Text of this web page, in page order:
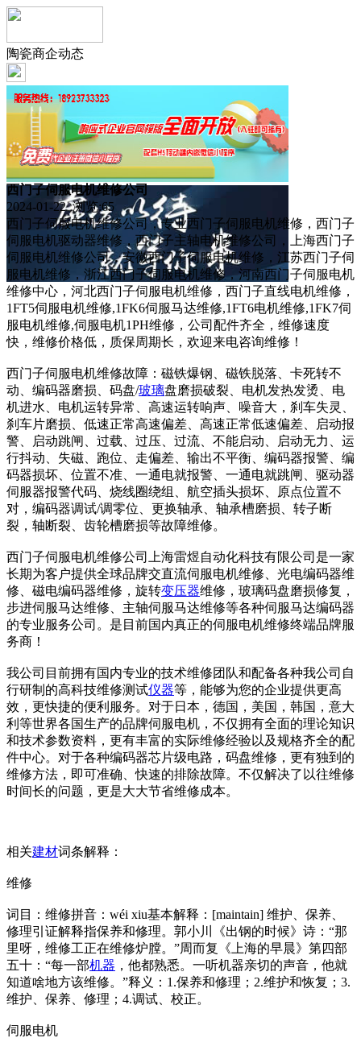
陶瓷商企动态
西门子伺服电机维修公司
2024-01-22 浏览:65
西门子伺服电机维修公司，专业西门子伺服电机维修，西门子
伺服电机驱动器维修，西门子主轴电机维修公司，上海西门子
伺服电机维修公司，安徽西门子伺服电机维修，江苏西门子伺
服电机维修，浙江西门子伺服电机维修，河南西门子伺服电机
维修中心，河北西门子伺服电机维修，西门子直线电机维修，
1FT5伺服电机维修,1FK6伺服马达维修,1FT6电机维修,1FK7伺
服电机维修,伺服电机1PH维修，公司配件齐全，维修速度
快，维修价格低，质保周期长，欢迎来电咨询维修！
西门子伺服电机维修故障：磁铁爆钢、磁铁脱落、卡死转不
动、编码器磨损、码盘/玻璃盘磨损破裂、电机发热发烫、电
机进水、电机运转异常、高速运转响声、噪音大，刹车失灵、
刹车片磨损、低速正常高速偏差、高速正常低速偏差、启动报
警、启动跳闸、过载、过压、过流、不能启动、启动无力、运
行抖动、失磁、跑位、走偏差、输出不平衡、编码器报警、编
码器损坏、位置不准、一通电就报警、一通电就跳闸、驱动器
伺服器报警代码、烧线圈绕组、航空插头损坏、原点位置不
对，编码器调试/调零位、更换轴承、轴承槽磨损、转子断
裂，轴断裂、齿轮槽磨损等故障维修。
西门子伺服电机维修公司上海雷煜自动化科技有限公司是一家
长期为客户提供全球品牌交直流伺服电机维修、光电编码器维
修、磁电编码器维修，旋转变压器维修，玻璃码盘磨损修复，
步进伺服马达维修、主轴伺服马达维修等各种伺服马达编码器
的专业服务公司。是目前国内真正的伺服电机维修终端品牌服
务商！
我公司目前拥有国内专业的技术维修团队和配备各种我公司自
行研制的高科技维修测试仪器等，能够为您的企业提供更高
效，更快捷的便利服务。对于日本，德国，美国，韩国，意大
利等世界各国生产的品牌伺服电机，不仅拥有全面的理论知识
和技术参数资料，更有丰富的实际维修经验以及规格齐全的配
件中心。对于各种编码器芯片级电路，码盘维修，更有独到的
维修方法，即可准确、快速的排除故障。不仅解决了以往维修
时间长的问题，更是大大节省维修成本。
相关建材词条解释：
维修
词目：维修拼音：wéi xiu基本解释：[maintain] 维护、保养、
修理引证解释指保养和修理。郭小川《出钢的时候》诗：“那
里呀，维修工正在维修炉膛。”周而复《上海的早晨》第四部
五十：“每一部机器 ，他都熟悉。一听机器亲切的声音，他就
知道啥地方该维修。”释义：1.保养和修理；2.维护和恢复；3.
维护、保养、修理；4.调试、校正。
伺服电机